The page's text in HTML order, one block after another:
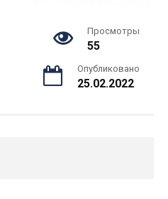
Просмотры
55
Опубликовано
25.02.2022